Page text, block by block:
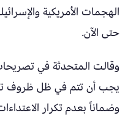
حتى الآن.
وقالت المتحدثة في
يجب أن تتم في ظل ظروف
وضماناً بعدم تكرار